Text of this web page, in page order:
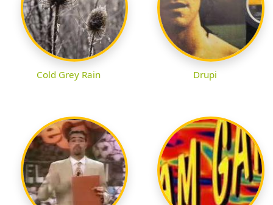
Cold Grey Rain Drupi